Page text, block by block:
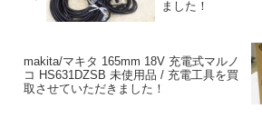
ました！
makita/マキタ 165mm 18V 充電式マルノ
コ HS631DZSB 未使用品 / 充電工具を買
取させていただきました！